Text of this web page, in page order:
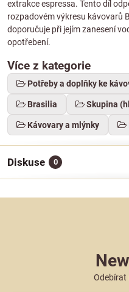
extrakce espressa. Tento díl
rozpadovém výkresu kávovarů
doporučuje při jejím zanesení
opotřebení.
Více z kategorie
Potřeby a doplňky ke
Brasilia Skupina
Kávovary a mlýnky
Diskuse 0
Odebírat